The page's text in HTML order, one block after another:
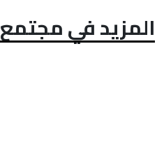
المزيد في مجتمع